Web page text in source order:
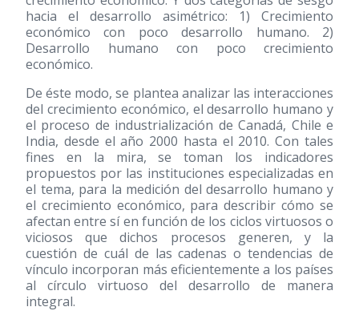
hacia el desarrollo asimétrico: 1) Crecimiento
económico con poco desarrollo humano. 2)
Desarrollo humano con poco crecimiento
económico.
De éste modo, se plantea analizar las interacciones
del crecimiento económico, el desarrollo humano y
el proceso de industrialización de Canadá, Chile e
India, desde el año 2000 hasta el 2010. Con tales
fines en la mira, se toman los indicadores
propuestos por las instituciones especializadas en
el tema, para la medición del desarrollo humano y
el crecimiento económico, para describir cómo se
afectan entre sí en función de los ciclos virtuosos o
viciosos que dichos procesos generen, y la
cuestión de cuál de las cadenas o tendencias de
vínculo incorporan más eficientemente a los países
al círculo virtuoso del desarrollo de manera
integral.